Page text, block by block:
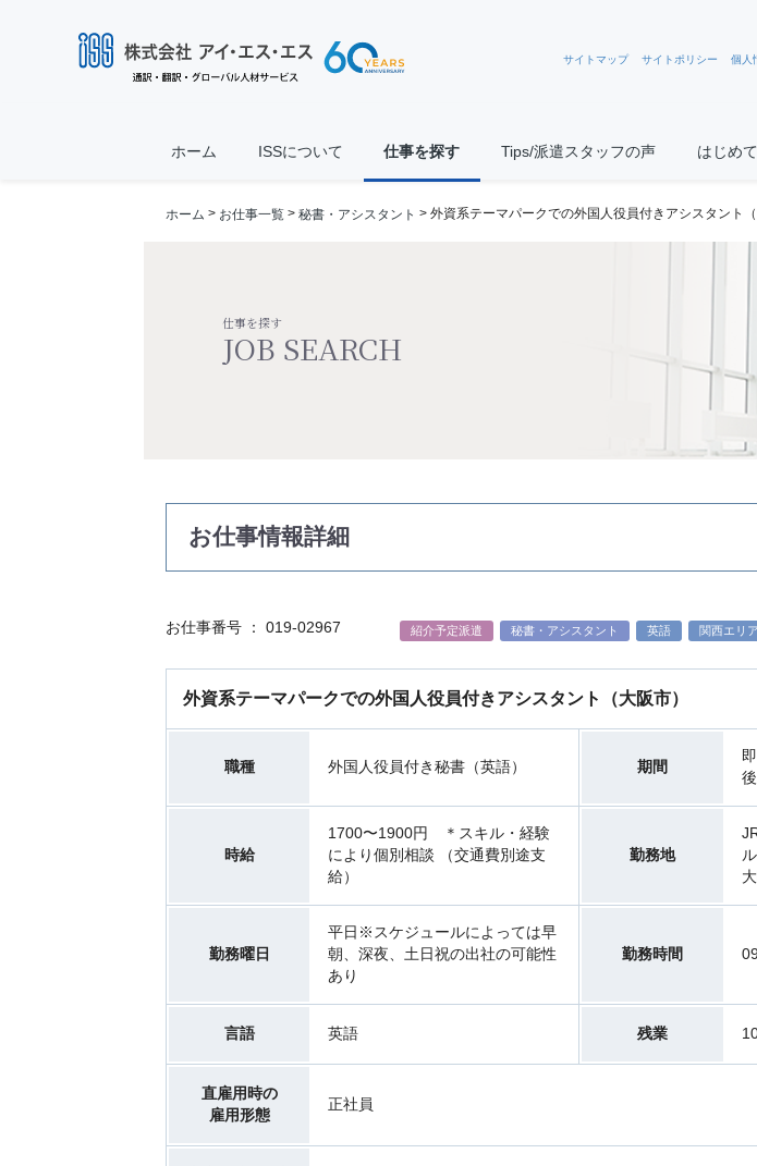
サイトマップ サイトポリシー 個人
ホーム ISSについて 仕事を探す Tips/派遣スタッフの声 はじめ
ホーム > お仕事一覧 > 秘書・アシスタント > 外資系テーマパークでの外国人役員付きアシスタント（
仕事を探す
JOB SEARCH
お仕事情報詳細
お仕事番号 ： 019-02967 紹介予定派遣 秘書・アシスタント 英語 関西エリア
外資系テーマパークでの外国人役員付きアシスタント（大阪市）
職種 外国人役員付き秘書（英語） 期間
時給
1700〜1900円 ＊スキル・経験
により個別相談 （交通費別途支
給）
勤務地
勤務曜日
平日※スケジュールによっては早
朝、深夜、土日祝の出社の可能性
あり
勤務時間
言語 英語 残業
直雇用時の
雇用形態
正社員